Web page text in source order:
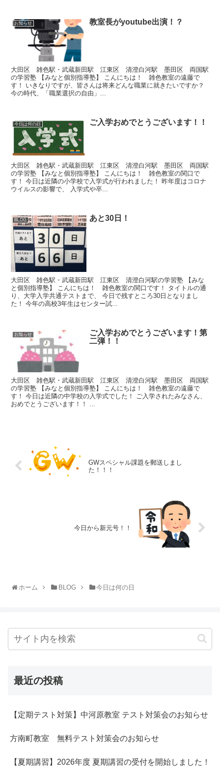
お知らせ 教室長がyoutube出演！？
大田区 雑色駅・武蔵新田駅 江東区 清澄白河駅 墨田区 両国駅
の学習塾 【みなと個別指導塾】 こんにちは！ 雑色教室の遠藤で
す！ いきなりですが、皆さんは将来どんな職業に就きたいですか？
今の時代、「職業選択の自由」...
今日は何の日 ご入学おめでとうございます！！
大田区 雑色駅・武蔵新田駅 江東区 清澄白河駅 墨田区 両国駅
の学習塾 【みなと個別指導塾】 こんにちは！ 雑色教室の関口で
す！ 今日は近隣の小学校で入学式が行われました！ 昨年度はコロナ
ウイルスの影響で、 入学式や卒...
BLOG あと30日！
大田区 雑色駅・武蔵新田駅 江東区 清澄白河駅の学習塾 【みな
と個別指導塾】 こんにちは！ 雑色教室の関口です！ タイトルの通
り、大学入学共通テストまで、 今日で残すところ30日となりまし
た！ 今年の高校3年生はセンター試...
お知らせ
ご入学おめでとうございます！第
二弾！！
大田区 雑色駅・武蔵新田駅 江東区 清澄白河駅 墨田区 両国駅
の学習塾 【みなと個別指導塾】 こんにちは！ 雑色教室の遠藤で
す！ 今日は近隣の中学校の入学式でした！ ご入学されたみなさん、
おめでとうございます！！ ...
GWスペシャル課題を郵送しまし
た！！！
今日から新元号！！
ホーム BLOG 今日は何の日
最近の投稿
【定期テスト対策】中河原教室 テスト対策会のお知らせ
方南町教室 無料テスト対策会のお知らせ
【夏期講習】2026年度 夏期講習の受付を開始しました！